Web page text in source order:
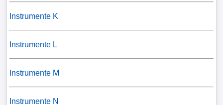
Instrumente K
Instrumente L
Instrumente M
Instrumente N